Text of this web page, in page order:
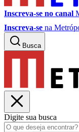
Inscreva-se no canal
Inscreva-se na
Busca
Digite sua busca